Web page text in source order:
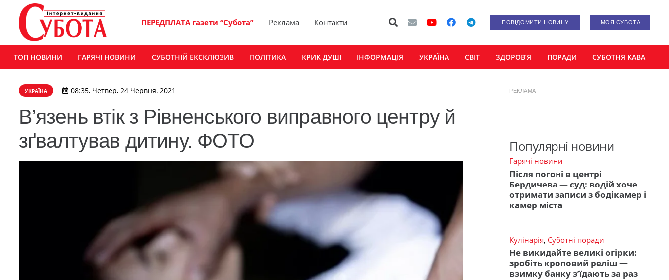
ПЕРЕДПЛАТА газети “Субота” Реклама Контакти ПОВІДОМИТИ НОВИНУ МОЯ СУБОТА
ТОП НОВИНИ ГАРЯЧІ НОВИНИ СУБОТНІЙ ЕКСКЛЮЗИВ ПОЛІТИКА КРИК ДУШІ ІНФОРМАЦІЯ УКРАЇНА СВІТ ЗДОРОВ’Я ПОРАДИ СУБОТНЯ КАВА
УКРАЇНА 08:35, Четвер, 24 Червня, 2021
В’язень втік з Рівненського виправного центру й
зґвалтував дитину. ФОТО
РЕКЛАМА
Популярні новини
Гарячі новини
Після погоні в центрі
Бердичева — суд: водій хоче
отримати записи з бодікамер і
камер міста
Кулінарія, Суботні поради
Не викидайте великі огірки:
зробіть кроповий реліш —
взимку банку з’їдають за раз